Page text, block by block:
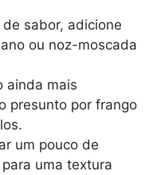
sabor, adicione
ou noz-moscada
ainda mais
presunto por frango
um pouco de
uma textura